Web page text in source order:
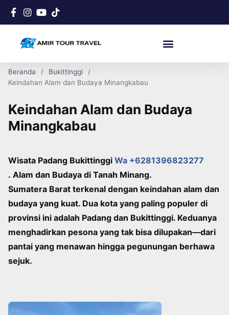
Beranda
Bukittinggi
Keindahan Alam dan Budaya Minangkabau
Keindahan Alam dan Budaya
Minangkabau
Wisata Padang Bukittinggi Wa +6281396823277
. Alam dan Budaya di Tanah Minang.
Sumatera Barat terkenal dengan keindahan alam dan
budaya yang kuat. Dua kota yang paling populer di
provinsi ini adalah Padang dan Bukittinggi. Keduanya
menghadirkan pesona yang tak bisa dilupakan—dari
pantai yang menawan hingga pegunungan berhawa
sejuk.